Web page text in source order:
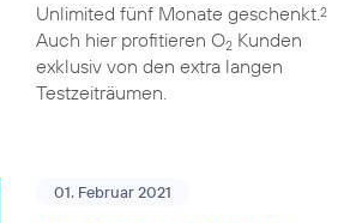
Unlimited fünf Monate geschenkt.2
Auch hier profitieren O2Kunden
exklusiv von den extra langen
Testzeiträumen.
01. Februar 2021